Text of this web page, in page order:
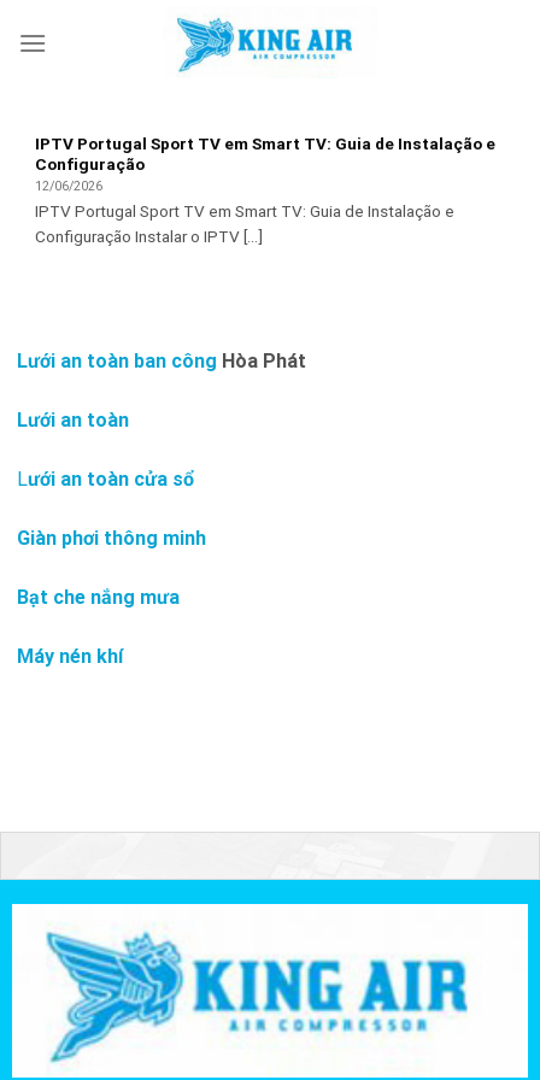
IPTV Portugal Sport TV em Smart TV: Guia de Instalação e
Configuração
12/06/2026
IPTV Portugal Sport TV em Smart TV: Guia de Instalação e
Configuração Instalar o IPTV [...]
Lưới an toàn ban công Hòa Phát
Lưới an toàn
Lưới an toàn cửa sổ
Giàn phơi thông minh
Bạt che nắng mưa
Máy nén khí